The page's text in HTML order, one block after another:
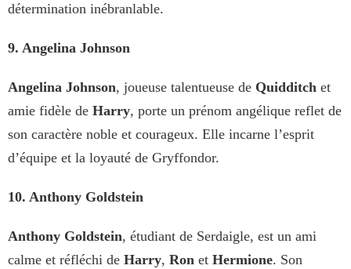
détermination inébranlable.
9. Angelina Johnson
Angelina Johnson, joueuse talentueuse de Quidditch et
amie fidèle de Harry, porte un prénom angélique reflet de
son caractère noble et courageux. Elle incarne l’esprit
d’équipe et la loyauté de Gryffondor.
10. Anthony Goldstein
Anthony Goldstein, étudiant de Serdaigle, est un ami
calme et réfléchi de Harry, Ron et Hermione. Son